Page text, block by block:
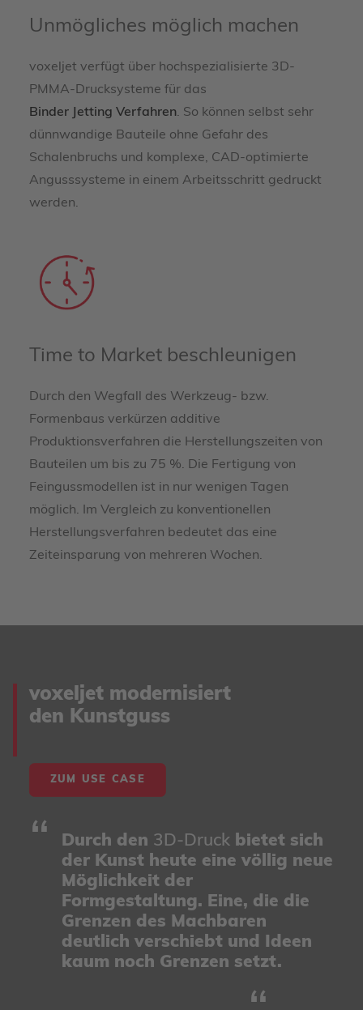
Unmögliches möglich machen
voxeljet verfügt über hochspezialisierte 3D-
PMMA-Drucksysteme für das
Binder Jetting Verfahren. So können selbst sehr
dünnwandige Bauteile ohne Gefahr des
Schalenbruchs und komplexe, CAD-optimierte
Angusssysteme in einem Arbeitsschritt gedruckt
werden.
Time to Market beschleunigen
Durch den Wegfall des Werkzeug- bzw.
Formenbaus verkürzen additive
Produktionsverfahren die Herstellungszeiten von
Bauteilen um bis zu 75 %. Die Fertigung von
Feingussmodellen ist in nur wenigen Tagen
möglich. Im Vergleich zu konventionellen
Herstellungsverfahren bedeutet das eine
Zeiteinsparung von mehreren Wochen.
Durch den 3D-Druck bietet sich
der Kunst heute eine völlig neue
Möglichkeit der
Formgestaltung. Eine, die die
Grenzen des Machbaren
deutlich verschiebt und Ideen
kaum noch Grenzen setzt.
voxeljet modernisiert
den Kunstguss
ZUM USE CASE